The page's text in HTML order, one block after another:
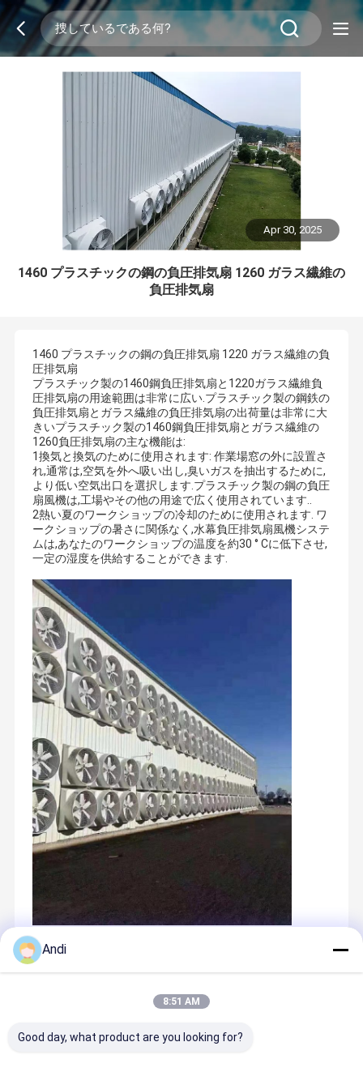
Apr 30, 2025
1460 プラスチックの鋼の負圧排気扇 1260 ガラス繊維の
負圧排気扇
1460 プラスチックの鋼の負圧排気扇 1220 ガラス繊維の負
圧排気扇
プラスチック製の1460鋼負圧排気扇と1220ガラス繊維負
圧排気扇の用途範囲は非常に広い.プラスチック製の鋼鉄の
負圧排気扇とガラス繊維の負圧排気扇の出荷量は非常に大
きいプラスチック製の1460鋼負圧排気扇とガラス繊維の
1260負圧排気扇の主な機能は:
1換気と換気のために使用されます: 作業場窓の外に設置さ
れ,通常は,空気を外へ吸い出し,臭いガスを抽出するために,
より低い空気出口を選択します.プラスチック製の鋼の負圧
扇風機は,工場やその他の用途で広く使用されています..
2熱い夏のワークショップの冷却のために使用されます. ワ
ークショップの暑さに関係なく,水幕負圧排気扇風機システ
ムは,あなたのワークショップの温度を約30 ° Cに低下させ,
一定の湿度を供給することができます.
Andi
8:51 AM
Good day, what product are you looking for?